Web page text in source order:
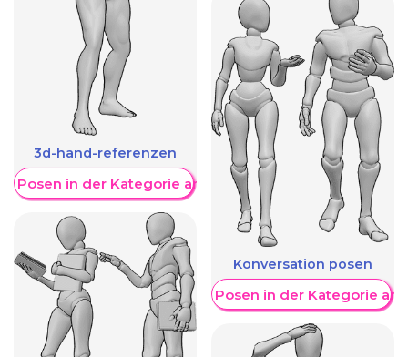
3d-hand-referenzen
Posen in der Kategorie anzeigen
Konversation posen
Weitere Posen in der Kategorie